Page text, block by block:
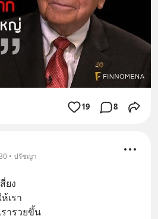
19 8
• ปรัชญา
ยง
เรา
ารวยขึ้น